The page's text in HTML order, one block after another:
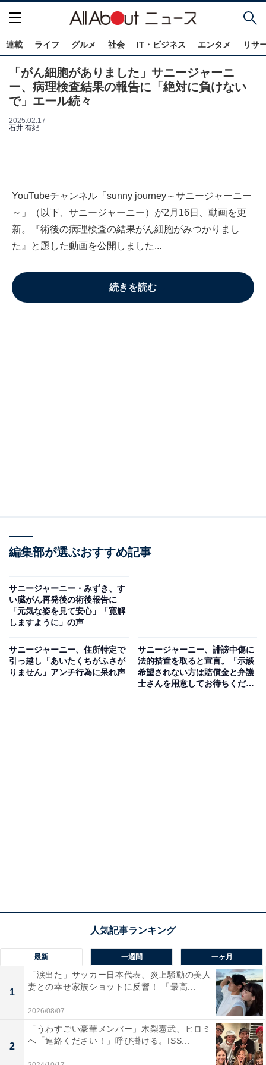
連載 ライフ グルメ 社会 IT・ビジネス エンタメ リサ
「がん細胞がありました」サニージャーニ
ー、病理検査結果の報告に「絶対に負けない
で」エール続々
2025.02.17
石井 有紀
YouTubeチャンネル「sunny journey～サニージャーニー
～」（以下、サニージャーニー）が2月16日、動画を更
新。『術後の病理検査の結果がん細胞がみつかりまし
た』と題した動画を公開しました...
続きを読む
編集部が選ぶおすすめ記事
サニージャーニー・みずき、す
い臓がん再発後の術後報告に
「元気な姿を見て安心」「寛解
しますように」の声
サニージャーニー、住所特定で
引っ越し「あいたくちがふさが
りません」アンチ行為に呆れ声
サニージャーニー、誹謗中傷に
法的措置を取ると宣言。「示談
希望されない方は賠償金と弁護
士さんを用意してお待ちくださ
最新 一週間 一ヶ月
1
「涙出た」サッカー日本代表、炎上騒動の美人
妻との幸せ家族ショットに反響！ 「最高...
2026/08/07
2
「うわすごい豪華メンバー」木梨憲武、ヒロミ
へ「連絡ください！」呼び掛ける。ISS...